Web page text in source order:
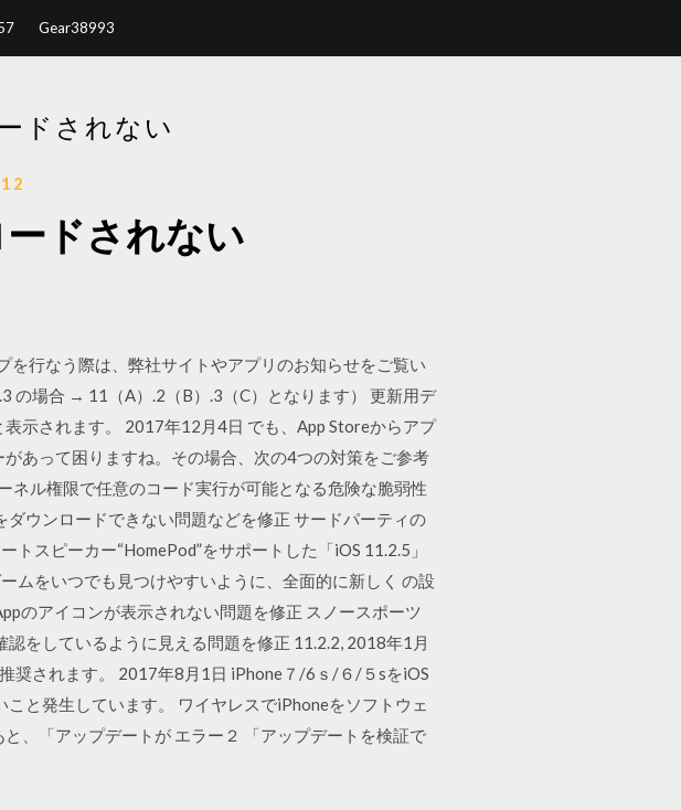
Gear38993
ドされない
ドされない
を行なう際は、弊社サイトやアプリのお知らせをご覧い
の場合 → 11（A）.2（B）.3（C）となります） 更新用デ
示されます。 2017年12月4日 でも、App Storeからアプ
あって困りますね。その場合、次の4つの対策をご参考
ネル権限で任意のコード実行が可能となる危険な脆弱性
ウンロードできない問題などを修正 サードパーティの
スピーカー“HomePod”をサポートした「iOS 11.2.5」
ムをいつでも見つけやすいように、全面的に新しく の設
のアイコンが表示されない問題を修正 スノースポーツ
をしているように見える問題を修正 11.2.2, 2018年1月
奨されます。 2017年8月1日 iPhone７/6ｓ/６/５sをiOS
と発生しています。 ワイヤレスでiPhoneをソフトウェ
、「アップデートが エラー２ 「アップデートを検証で